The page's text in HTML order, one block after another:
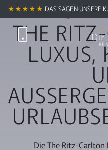
★★★★★ DAS SAGEN UNSERE
Zum
Hauptinhalt
springenTHE
LUXUS,
Die The Ritz-